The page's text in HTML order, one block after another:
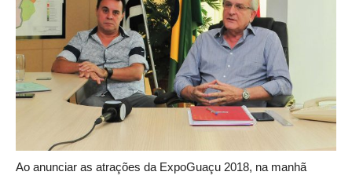
Ao anunciar as atrações da ExpoGuaçu 2018, na manhã